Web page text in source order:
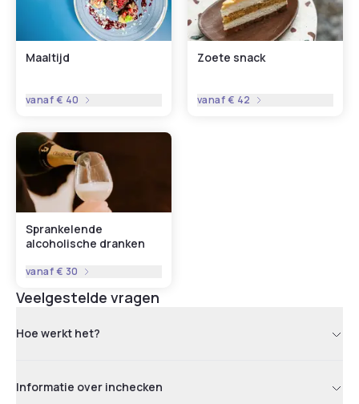
Maaltijd
vanaf€ 40
Zoete snack
vanaf€ 42
Sprankelende
alcoholische dranken
vanaf€ 30
Veelgestelde vragen
Hoe werkt het?
Informatie over inchecken